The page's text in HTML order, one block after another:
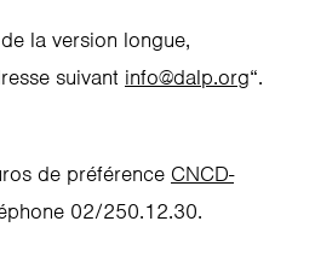
la version longue,
suivant info@dalp.org“.
de préférence CNCD-
02/250.12.30.